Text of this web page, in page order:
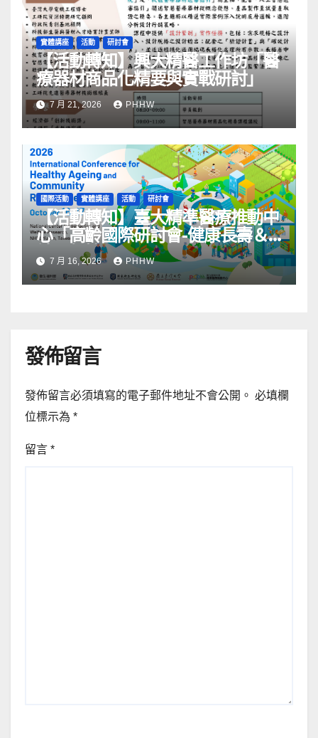
實體講座 活動 研討會
【活動轉知】興大精醫工作坊「醫
療器材商品化精要與實戰研討」
7 月 21, 2026 PHHW
國際活動 實體講座 活動 研討會
【活動轉知】臺大精準醫療推動中
心「高齡國際研討會-健康長壽＆
社區韌性」
7 月 16, 2026 PHHW
發佈留言
發佈留言必須填寫的電子郵件地址不會公開。 必填欄
位標示為 *
留言 *